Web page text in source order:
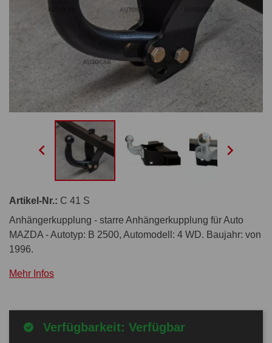
 
Artikel-Nr.: C 41 S
Anhängerkupplung - starre Anhängerkupplung für Auto
MAZDA - Autotyp: B 2500, Automodell: 4 WD. Baujahr: von
1996.
Mehr Infos
Verfügbarkeit: Verfügbar